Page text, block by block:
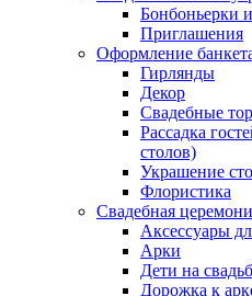
Бонбоньерки
Приглашения
Оформление
Гирлянды
Декор
Свадебные
Рассадка
столов)
Украшение
Флористика
Свадебная
Аксессуары
Арки
Дети на
Дорожка к